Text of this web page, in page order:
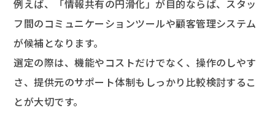
例えば、「情報共有の円滑化」が目的ならば、スタッ
フ間のコミュニケーションツールや顧客管理システム
が候補となります。
選定の際は、機能やコストだけでなく、操作のしやす
さ、提供元のサポート体制もしっかり比較検討するこ
とが大切です。